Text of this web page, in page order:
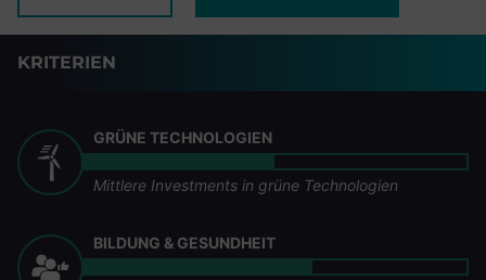
KRITERIEN
GRÜNE TECHNOLOGIEN
Mittlere Investments in grüne Technologien
BILDUNG & GESUNDHEIT